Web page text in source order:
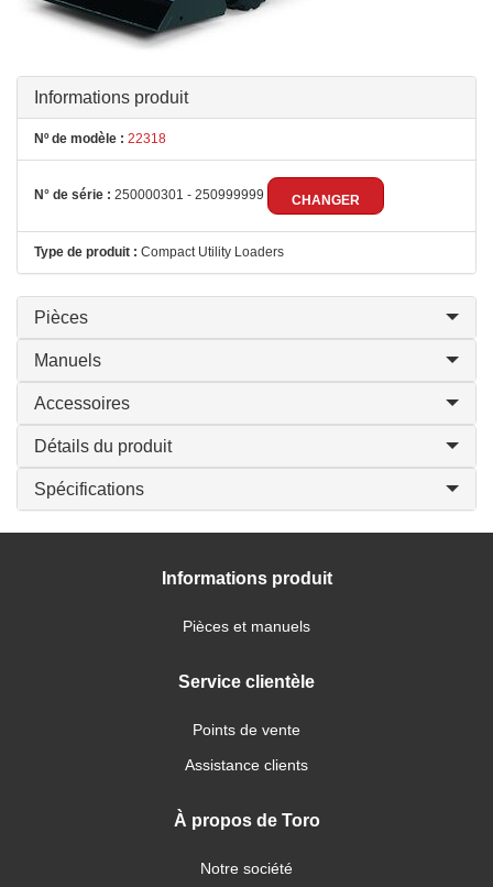
Informations produit
Nº de modèle : 22318
N° de série : 250000301 - 250999999 CHANGER
Type de produit : Compact Utility Loaders
Pièces
Manuels
Accessoires
Détails du produit
Spécifications
Informations produit
Pièces et manuels
Service clientèle
Points de vente
Assistance clients
À propos de Toro
Notre société